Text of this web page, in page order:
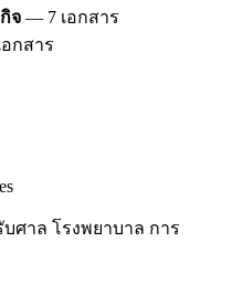
จ — 7 เอกสาร
อกสาร
ศาล โรงพยาบาล การ